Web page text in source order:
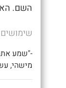
השם.
שימושים
-"שמע
מישהי,